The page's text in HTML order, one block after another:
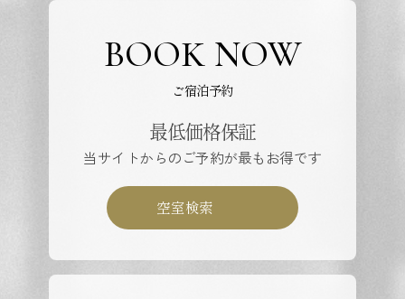
BOOK NOW
ご宿泊予約
最低価格保証
当サイトからのご予約が最もお得です
空室検索